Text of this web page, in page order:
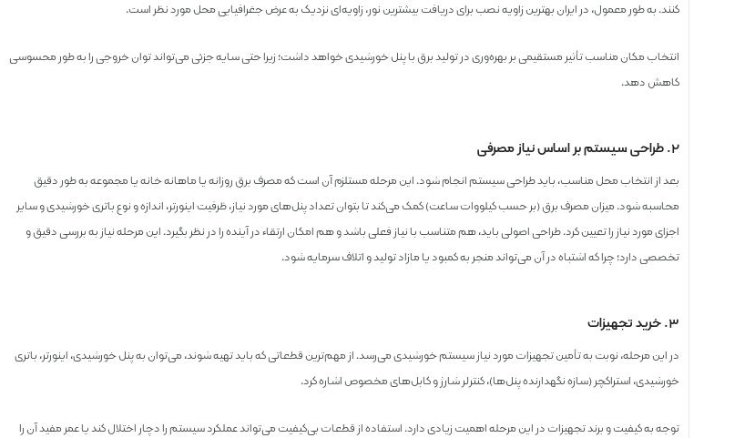
کنند. به طور معمول، در ایران بهترین زاویه نصب برای دریافت بیشترین نور، زاویه‌ای نزدیک به عرض جغرافیایی محل مورد نظر است.
انتخاب مکان مناسب تأثیر مستقیمی بر بهره‌وری در تولید برق با پنل خورشیدی خواهد داشت؛ زیرا حتی سایه جزئی می‌تواند توان خروجی را به طور محسوسی
کاهش دهد.
۲. طراحی سیستم بر اساس نیاز مصرفی
بعد از انتخاب محل مناسب، باید طراحی سیستم انجام شود. این مرحله مستلزم آن است که مصرف برق روزانه یا ماهانه خانه یا مجموعه به طور دقیق
محاسبه شود. میزان مصرف برق (بر حسب کیلووات ساعت) کمک می‌کند تا بتوان تعداد پنل‌های مورد نیاز، ظرفیت اینورتر، اندازه و نوع باتری خورشیدی و سایر
اجزای مورد نیاز را تعیین کرد. طراحی اصولی باید، هم متناسب با نیاز فعلی باشد و هم امکان ارتقاء در آینده را در نظر بگیرد. این مرحله نیاز به بررسی دقیق و
تخصصی دارد؛ چرا که اشتباه در آن می‌تواند منجر به کمبود یا مازاد تولید و اتلاف سرمایه شود.
۳. خرید تجهیزات
در این مرحله، نوبت به تأمین تجهیزات مورد نیاز سیستم خورشیدی می‌رسد. از مهم‌ترین قطعاتی که باید تهیه شوند، می‌توان به پنل خورشیدی، اینورتر، باتری
خورشیدی، استراکچر (سازه نگهدارنده پنل‌ها)، کنترلر شارژ و کابل‌های مخصوص اشاره کرد.
توجه به کیفیت و برند تجهیزات در این مرحله اهمیت زیادی دارد. استفاده از قطعات بی‌کیفیت می‌تواند عملکرد سیستم را دچار اختلال کند یا عمر مفید آن را